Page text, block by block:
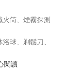
火筒、煙霧探測
球、剃鬚刀、
閱讀